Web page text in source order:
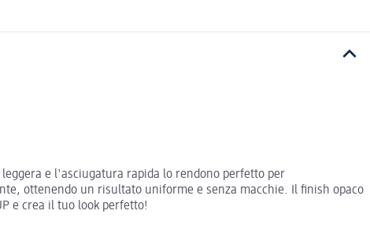
e l'asciugatura rapida lo rendono perfetto per
ottenendo un risultato uniforme e senza macchie. Il finish opaco
e crea il tuo look perfetto!